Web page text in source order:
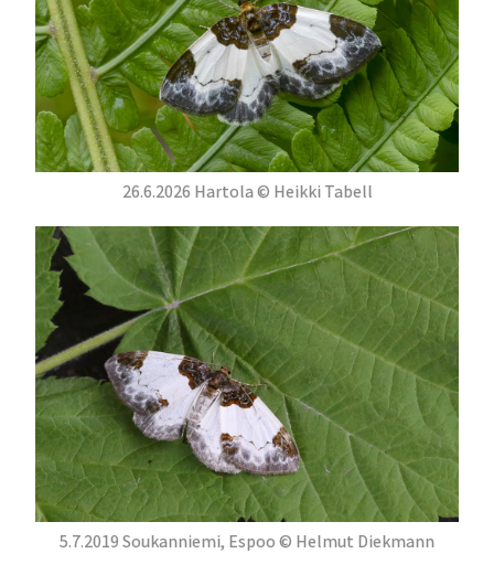
26.6.2026 Hartola © Heikki Tabell
5.7.2019 Soukanniemi, Espoo © Helmut Diekmann